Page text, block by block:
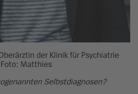
der Klinik für Psychiatrie
Matthies
Selbstdiagnosen?